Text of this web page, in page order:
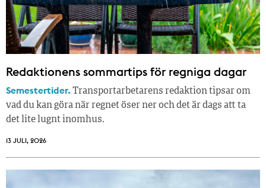
Redaktionens sommar­tips för regniga dagar
Semestertider.Transportarbetarens redaktion tipsar om
vad du kan göra när regnet öser ner och det är dags att ta
det lite lugnt inomhus.
13 JULI, 2026